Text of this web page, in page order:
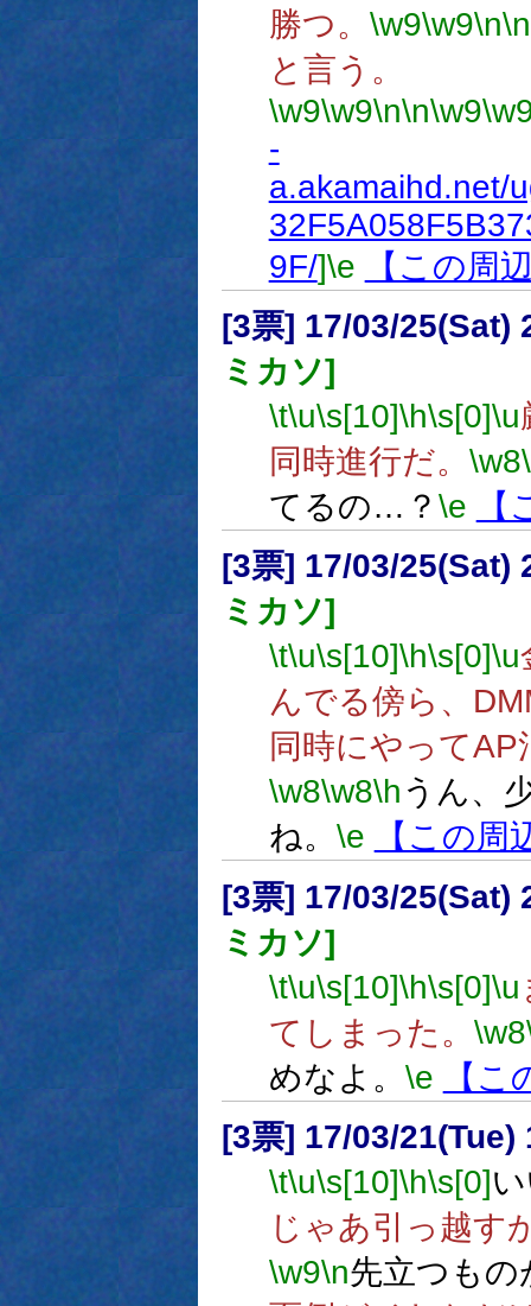
勝つ。 \w9\w9\n\n
と言う。
\w9\w9\n\n\w9
-
a.akamaihd.net/
9F/]\e
【この周
[3票] 17/03/25(Sat)
ミカソ]
\t\u\s[10]\h\s[0]\u
同時進行だ。 \w8
てるの…？ \e
[3票] 17/03/25(Sat)
ミカソ]
\t\u\s[10]\h\s[0]\u
んでる傍ら、
同時にやって
\w8\w8\h うん、
ね。 \e
【この周
[3票] 17/03/25(Sat)
ミカソ]
\t\u\s[10]\h\s[0]\u
てしまった。 \w8
めなよ。 \e
【
[3票] 17/03/21(Tue)
\t\u\s[10]\h\s[0]
じゃあ引っ越す
\w9\n先立つもの